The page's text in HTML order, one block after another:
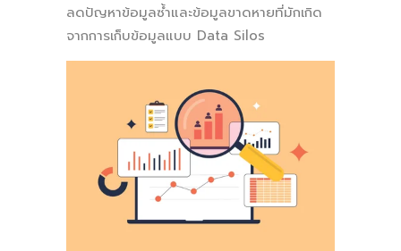
ลดปัญหาข้อมูลซ้ำและข้อมูลขาดหายที่มักเกิด
จากการเก็บข้อมูลแบบ Data Silos